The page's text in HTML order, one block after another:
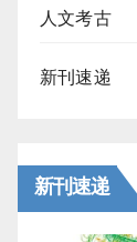
人文考古
新刊速递
新刊速递